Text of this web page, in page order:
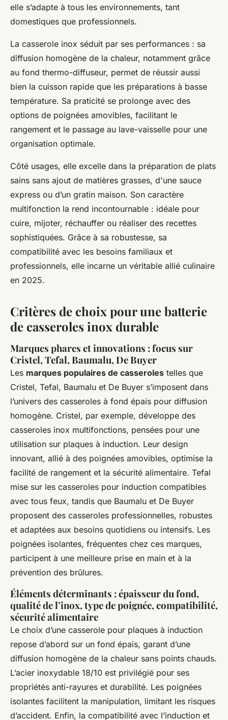
elle s’adapte à tous les environnements, tant
domestiques que professionnels.
La casserole inox séduit par ses performances : sa
diffusion homogène de la chaleur, notamment grâce
au fond thermo-diffuseur, permet de réussir aussi
bien la cuisson rapide que les préparations à basse
température. Sa praticité se prolonge avec des
options de poignées amovibles, facilitant le
rangement et le passage au lave-vaisselle pour une
organisation optimale.
Côté usages, elle excelle dans la préparation de plats
sains sans ajout de matières grasses, d'une sauce
express ou d’un gratin maison. Son caractère
multifonction la rend incontournable : idéale pour
cuire, mijoter, réchauffer ou réaliser des recettes
sophistiquées. Grâce à sa robustesse, sa
compatibilité avec les besoins familiaux et
professionnels, elle incarne un véritable allié culinaire
en 2025.
Critères de choix pour une batterie
de casseroles inox durable
Marques phares et innovations : focus sur
Cristel, Tefal, Baumalu, De Buyer
Les marques populaires de casseroles telles que
Cristel, Tefal, Baumalu et De Buyer s’imposent dans
l’univers des casseroles à fond épais pour diffusion
homogène. Cristel, par exemple, développe des
casseroles inox multifonctions, pensées pour une
utilisation sur plaques à induction. Leur design
innovant, allié à des poignées amovibles, optimise la
facilité de rangement et la sécurité alimentaire. Tefal
mise sur les casseroles pour induction compatibles
avec tous feux, tandis que Baumalu et De Buyer
proposent des casseroles professionnelles, robustes
et adaptées aux besoins quotidiens ou intensifs. Les
poignées isolantes, fréquentes chez ces marques,
participent à une meilleure prise en main et à la
prévention des brûlures.
Éléments déterminants : épaisseur du fond,
qualité de l’inox, type de poignée, compatibilité,
sécurité alimentaire
Le choix d’une casserole pour plaques à induction
repose d’abord sur un fond épais, garant d’une
diffusion homogène de la chaleur sans points chauds.
L’acier inoxydable 18/10 est privilégié pour ses
propriétés anti-rayures et durabilité. Les poignées
isolantes facilitent la manipulation, limitant les risques
d’accident. Enfin, la compatibilité avec l’induction et